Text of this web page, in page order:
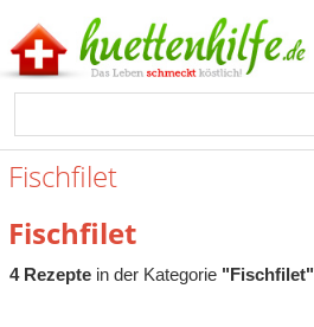
Fischfilet
Fischfilet
4 Rezeptein der Kategorie "Fischfilet"